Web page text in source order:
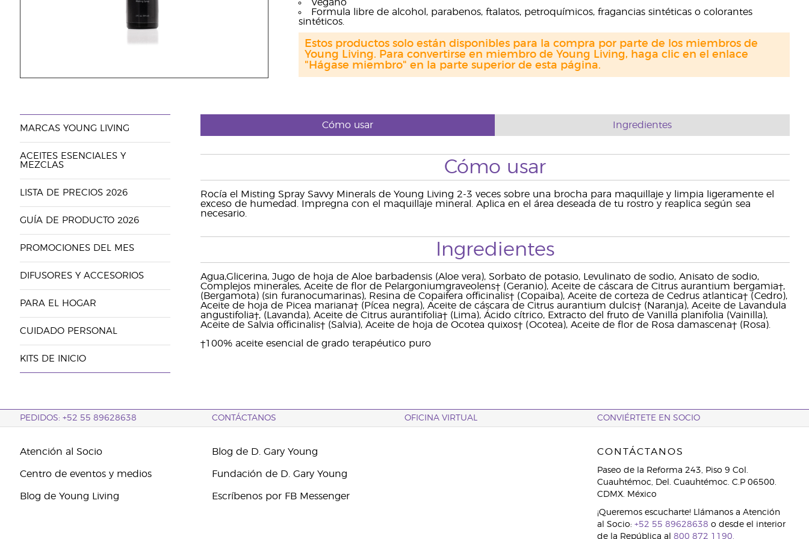
Vegano
Formula libre de alcohol, parabenos, ftalatos, petroquímicos, fragancias sintéticas o colorantes
sintéticos.
Estos productos solo están disponibles para la compra por parte de los miembros de
Young Living. Para convertirse en miembro de Young Living, haga clic en el enlace
"Hágase miembro" en la parte superior de esta página.
MARCAS YOUNG LIVING
ACEITES ESENCIALES Y
MEZCLAS
LISTA DE PRECIOS 2026
GUÍA DE PRODUCTO 2026
PROMOCIONES DEL MES
DIFUSORES Y ACCESORIOS
PARA EL HOGAR
CUIDADO PERSONAL
KITS DE INICIO
Cómo usar Ingredientes
Cómo usar
Rocía el Misting Spray Savvy Minerals de Young Living 2-3 veces sobre una brocha para maquillaje y limpia ligeramente el
exceso de humedad. Impregna con el maquillaje mineral. Aplica en el área deseada de tu rostro y reaplica según sea
necesario.
Ingredientes
Agua,Glicerina, Jugo de hoja de Aloe barbadensis (Aloe vera), Sorbato de potasio, Levulinato de sodio, Anisato de sodio,
Complejos minerales, Aceite de flor de Pelargoniumgraveolens† (Geranio), Aceite de cáscara de Citrus aurantium bergamia†,
(Bergamota) (sin furanocumarinas), Resina de Copaifera officinalis† (Copaiba), Aceite de corteza de Cedrus atlantica† (Cedro),
Aceite de hoja de Picea mariana† (Pícea negra), Aceite de cáscara de Citrus aurantium dulcis† (Naranja), Aceite de Lavandula
angustifolia†, (Lavanda), Aceite de Citrus aurantifolia† (Lima), Ácido cítrico, Extracto del fruto de Vanilla planifolia (Vainilla),
Aceite de Salvia officinalis† (Salvia), Aceite de hoja de Ocotea quixos† (Ocotea), Aceite de flor de Rosa damascena† (Rosa).
†100% aceite esencial de grado terapéutico puro
PEDIDOS: +52 55 89628638 CONTÁCTANOS OFICINA VIRTUAL CONVIÉRTETE EN SOCIO
Atención al Socio
Centro de eventos y medios
Blog de Young Living
Blog de D. Gary Young
Fundación de D. Gary Young
Escríbenos por FB Messenger
CONTÁCTANOS
Paseo de la Reforma 243, Piso 9 Col.
Cuauhtémoc, Del. Cuauhtémoc. C.P 06500.
CDMX. México
¡Queremos escucharte! Llámanos a Atención
al Socio: +52 55 89628638 o desde el interior
de la República al 800 872 1190.